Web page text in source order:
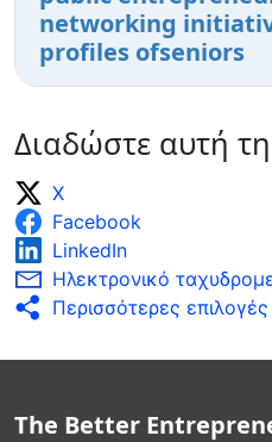
networking
profiles ofseniors
Διαδώστε αυτή
X
Facebook
LinkedIn
Ηλεκτρονικό
Περισσότερες
The Better